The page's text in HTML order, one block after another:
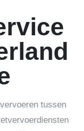
tussen